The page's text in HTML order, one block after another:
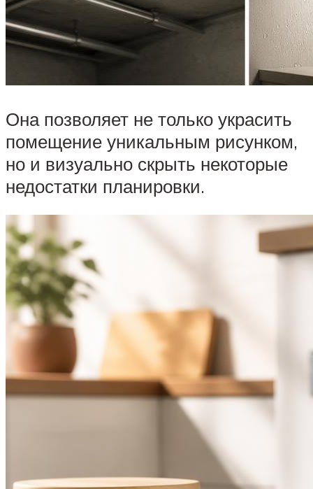
Она позволяет не только украсить
помещение уникальным рисунком,
но и визуально скрыть некоторые
недостатки планировки.